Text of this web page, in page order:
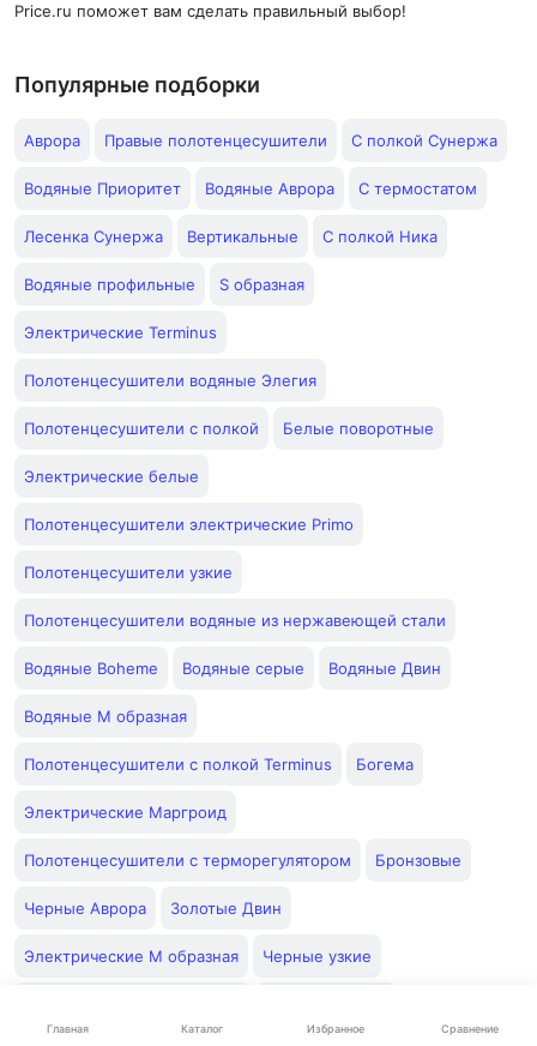
Главная Каталог Избранное Сравнение
Price.ru поможет вам сделать правильный выбор!
Популярные подборки
Аврора Правые полотенцесушители С полкой Сунержа
Водяные Приоритет Водяные Аврора С термостатом
Лесенка Сунержа Вертикальные С полкой Ника
Водяные профильные S образная
Электрические Terminus
Полотенцесушители водяные Элегия
Полотенцесушители с полкой Белые поворотные
Электрические белые
Полотенцесушители электрические Primo
Полотенцесушители узкие
Полотенцесушители водяные из нержавеющей стали
Водяные Boheme Водяные серые Водяные Двин
Водяные М образная
Полотенцесушители с полкой Terminus Богема
Электрические Маргроид
Полотенцесушители с терморегулятором Бронзовые
Черные Аврора Золотые Двин
Электрические М образная Черные узкие